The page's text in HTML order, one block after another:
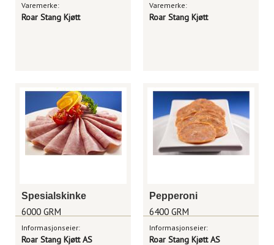
Varemerke:
Roar Stang Kjøtt
Varemerke:
Roar Stang Kjøtt
Spesialskinke
6000 GRM
Informasjonseier:
Roar Stang Kjøtt AS
Pepperoni
6400 GRM
Informasjonseier:
Roar Stang Kjøtt AS